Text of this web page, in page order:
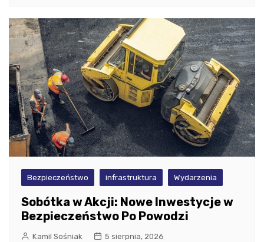
Bezpieczeństwo infrastruktura Wydarzenia
Sobótka w Akcji: Nowe Inwestycje w
Bezpieczeństwo Po Powodzi
Kamil Sośniak 5 sierpnia, 2026